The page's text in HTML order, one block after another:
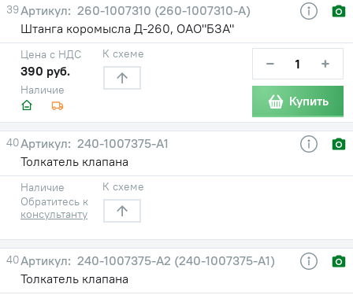
39
260-1007310 (260-1007310-А)
Штанга коромысла Д-260, ОАО"БЗА"
Наличие
Цена с НДС
390 руб.
К схеме − +
Купить
40
240-1007375-А1
Толкатель клапана
Наличие
Обратитесь к
консультанту
К схеме
40
240-1007375-А2 (240-1007375-А1)
Толкатель клапана